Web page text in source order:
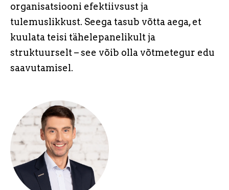
organisatsiooni efektiivsust ja
tulemuslikkust. Seega tasub võtta aega, et
kuulata teisi tähelepanelikult ja
struktuurselt – see võib olla võtmetegur edu
saavutamisel.